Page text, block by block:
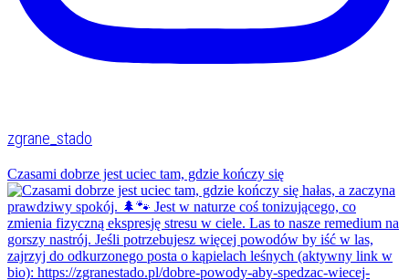
zgrane_stado
Czasami dobrze jest uciec tam, gdzie kończy się